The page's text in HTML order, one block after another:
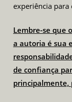
experiência
Lembre-se que
a autoria é sua
de confiança
principalmente,